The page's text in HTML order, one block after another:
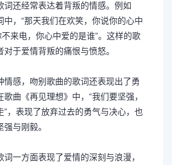
词还经常表达着背叛的情感。例如
中，“那天我们在欢笑，你说你的心中
不来电，你心中爱的是谁”。这样的歌
于爱情背叛的痛恨与愤怒。
情感，吻别歌曲的歌词还表现出了勇
曲《再见理想》中，“我们要坚强，
”，表现了放弃过去的勇气与决心，也
与刚毅。
一方面表现了爱情的深刻与浪漫，